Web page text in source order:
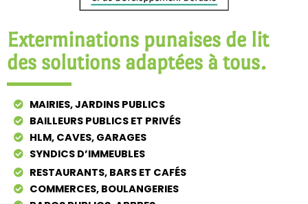
Exterminations punaises de lit
des solutions adaptées à tous.
MAIRIES, JARDINS PUBLICS
BAILLEURS PUBLICS ET PRIVÉS
HLM, CAVES, GARAGES
SYNDICS D’IMMEUBLES
RESTAURANTS, BARS ET CAFÉS
COMMERCES, BOULANGERIES